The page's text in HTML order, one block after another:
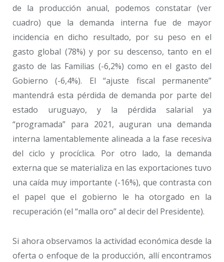
de la producción anual, podemos constatar (ver
cuadro) que la demanda interna fue de mayor
incidencia en dicho resultado, por su peso en el
gasto global (78%) y por su descenso, tanto en el
gasto de las Familias (-6,2%) como en el gasto del
Gobierno (-6,4%). El “ajuste fiscal permanente”
mantendrá esta pérdida de demanda por parte del
estado uruguayo, y la pérdida salarial ya
“programada” para 2021, auguran una demanda
interna lamentablemente alineada a la fase recesiva
del ciclo y procíclica. Por otro lado, la demanda
externa que se materializa en las exportaciones tuvo
una caída muy importante (-16%), que contrasta con
el papel que el gobierno le ha otorgado en la
recuperación (el “malla oro” al decir del Presidente).
Si ahora observamos la actividad económica desde la
oferta o enfoque de la producción, allí encontramos